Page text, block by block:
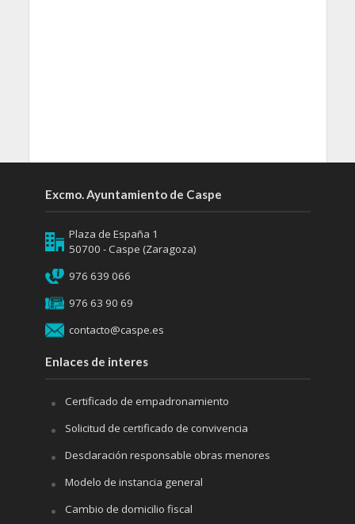
Excmo. Ayuntamiento de Caspe
Plaza de España 1
50700 - Caspe (Zaragoza)
976 639 066
976 63 90 69
contacto@caspe.es
Enlaces de interes
Certificado de empadronamiento
Solicitud de certificado de convivencia
Desclaración responsable obras menores
Modelo de instancia general
Cambio de domicilio fiscal